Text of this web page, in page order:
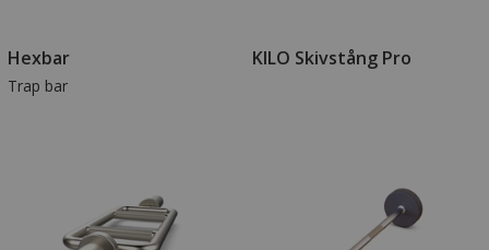
Hexbar
Trap bar
KILO Skivstång Pro